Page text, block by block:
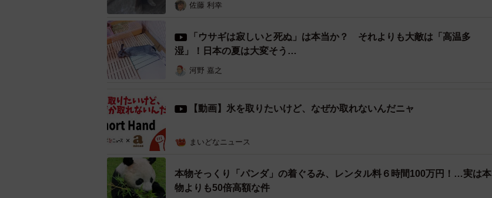
パンダは元々ヒマラヤの山岳地帯に住む動物。暑さには弱いので、何とか涼んでもらおうと
保冷剤や凍ったペットボトルをあげています」
―だから気持いいのかな？めっちゃ笑顔ですね！
佐藤 利幸
「ウサギは寂しいと死ぬ」は本当か？ それよりも大敵は「高温多
湿」！日本の夏は大変そう…
河野 嘉之
【動画】氷を取りたいけど、なぜか取れないんだニャ
まいどなニュース
本物そっくり「パンダ」の着ぐるみ、レンタル料６時間100万円！…実は本
物よりも50倍高額な件